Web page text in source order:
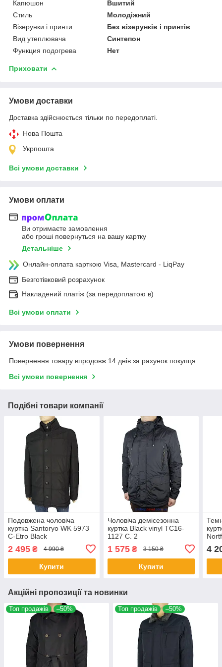
Капюшон
Вшитий
Стиль
Молодіжний
Візерунки і принти
Без візерунків і принтів
Вид утеплювача
Синтепон
Функция подогрева
Нет
Приховати
Умови доставки
Доставка здійснюється тільки по передоплаті.
Нова Пошта
Укрпошта
Всі умови доставки
Умови оплати
Ви отримаєте замовлення
або гроші повернуться на вашу картку
Детальніше
Онлайн-оплата карткою Visa, Mastercard - LiqPay
Безготівковий розрахунок
Накладений платіж (за передоплатою в)
Всі умови оплати
Умови повернення
Повернення товару впродовж 14 днів за рахунок покупця
Всі умови повернення
Подібні товари компанії
Подовжена чоловіча
куртка Santoryo WK 5973
C-Etro Black
2 495 ₴ 4 990 ₴
Купити
Чоловіча демісезонна
куртка Black vinyl TC16-
1127 C. 2
1 575₴ 3 150 ₴
Купити
4
Акційні пропозиції та новинки
Топ продажів –50% Топ продажів –50%